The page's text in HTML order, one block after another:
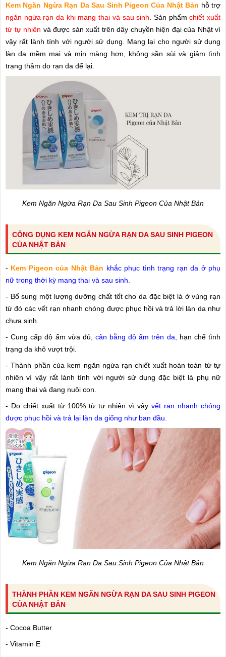
Kem Ngăn Ngừa Rạn Da Sau Sinh Pigeon Của Nhật Bản hỗ trợ
ngăn ngừa rạn da khi mang thai và sau sinh . Sản phẩm chiết xuất
từ tự nhiên và được sản xuất trên dây chuyền hiện đại của Nhật vì
vậy rất lành tính với người sử dụng. Mang lại cho người sử dụng
làn da mềm mại và mịn màng hơn, không sần sùi và giảm tình
trạng thâm do rạn da để lại.
Kem Ngăn Ngừa Rạn Da Sau Sinh Pigeon Của Nhật Bản
CÔNG DỤNG KEM NGĂN NGỪA RẠN DA SAU SINH PIGEON
CỦA NHẬT BẢN
- Kem Pigeon của Nhật Bản khắc phục tình trạng rạn da ở phụ
nữ trong thời kỳ mang thai và sau sinh.
- Bổ sung một lượng dưỡng chất tốt cho da đặc biệt là ở vùng rạn
từ đó các vết rạn nhanh chóng được phục hồi và trả lời làn da như
chưa sinh.
- Cung cấp độ ẩm vừa đủ, cân bằng độ ẩm trên da,
hạn chế tình
trạng da khô vượt trội.
- Thành phần của kem ngăn ngừa rạn chiết xuất hoàn toàn từ tự
nhiên vì vậy rất lành tính với người sử dụng đặc biệt là phụ nữ
mang thai và đang nuôi con.
- Do chiết xuất từ 100% từ tự nhiên vì vậy vết rạn nhanh chóng
được phục hồi và trả lại làn da giống như ban đầu.
Kem Ngăn Ngừa Rạn Da Sau Sinh Pigeon Của Nhật Bản
THÀNH PHẦN KEM NGĂN NGỪA RẠN DA SAU SINH PIGEON
CỦA NHẬT BẢN
- Cocoa Butter
- Vitamin E